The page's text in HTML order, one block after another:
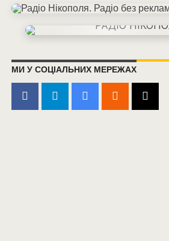
МИ У СОЦІАЛЬНИХ МЕРЕЖАХ